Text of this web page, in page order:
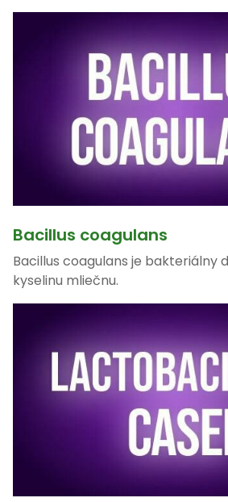
Bacillus coagulans
Bacillus coagulans je bakteriálny
kyselinu mliečnu.